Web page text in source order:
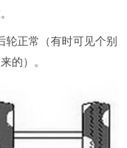
轮正常（有时可见个别
的）。